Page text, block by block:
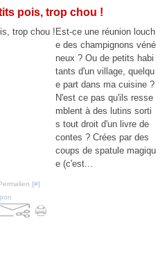
pois, trop chou !
Est-ce une réunion louch
e des champignons véné
neux ? Ou de petits habi
tants d'un village, quelqu
e part dans ma cuisine ?
N'est ce pas qu'ils resse
mblent à des lutins sorti
s tout droit d'un livre de
contes ? Crées par des
coups de spatule magiqu
e (c'est...
[#]